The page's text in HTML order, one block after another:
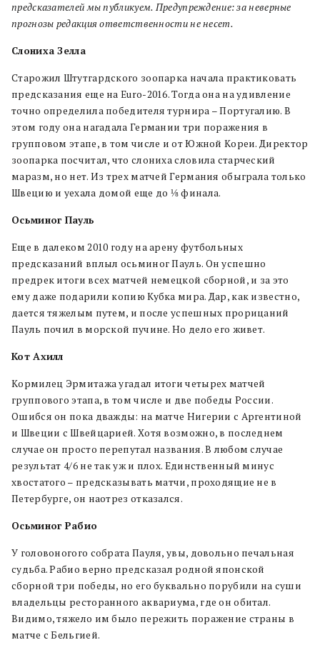
предсказателей мы публикуем. Предупреждение: за неверные
прогнозы редакция ответственности не несет.
Слониха Зелла
Старожил Штутгардского зоопарка начала практиковать
предсказания еще на Euro-2016. Тогда она на удивление
точно определила победителя турнира – Португалию. В
этом году она нагадала Германии три поражения в
групповом этапе, в том числе и от Южной Кореи. Директор
зоопарка посчитал, что слониха словила старческий
маразм, но нет. Из трех матчей Германия обыграла только
Швецию и уехала домой еще до ⅛ финала.
Осьминог Пауль
Еще в далеком 2010 году на арену футбольных
предсказаний вплыл осьминог Пауль. Он успешно
предрек итоги всех матчей немецкой сборной, и за это
ему даже подарили копию Кубка мира. Дар, как известно,
дается тяжелым путем, и после успешных прорицаний
Пауль почил в морской пучине. Но дело его живет.
Кот Ахилл
Кормилец Эрмитажа угадал итоги четырех матчей
группового этапа, в том числе и две победы России.
Ошибся он пока дважды: на матче Нигерии с Аргентиной
и Швеции с Швейцарией. Хотя возможно, в последнем
случае он просто перепутал названия. В любом случае
результат 4/6 не так уж и плох. Единственный минус
хвостатого – предсказывать матчи, проходящие не в
Петербурге, он наотрез отказался.
Осьминог Рабио
У головоногого собрата Пауля, увы, довольно печальная
судьба. Рабио верно предсказал родной японской
сборной три победы, но его буквально порубили на суши
владельцы ресторанного аквариума, где он обитал.
Видимо, тяжело им было пережить поражение страны в
матче с Бельгией.